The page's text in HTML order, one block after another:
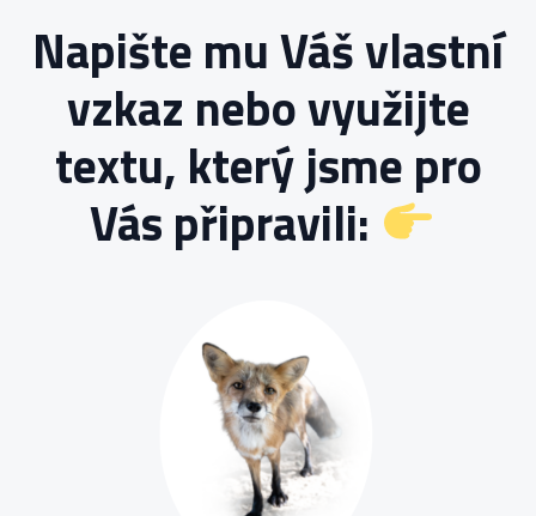
Napište mu Váš vlastní
vzkaz nebo využijte
textu, který jsme pro
Vás připravili: